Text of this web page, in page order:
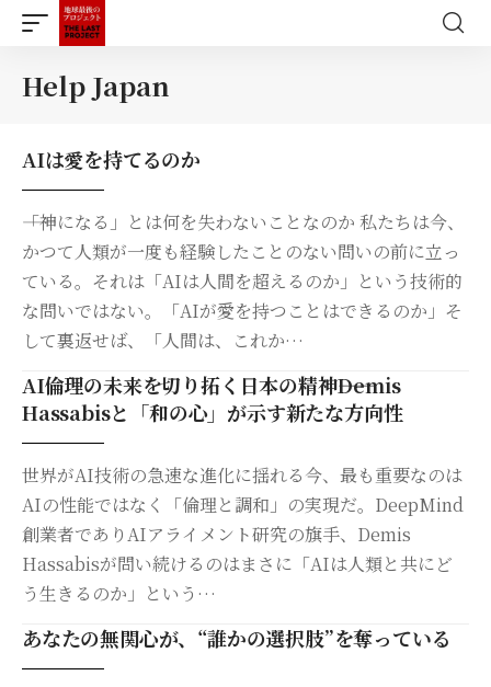
Help Japan
AIは愛を持てるのか
――「神になる」とは何を失わないことなのか 私たちは今、
かつて人類が一度も経験したことのない問いの前に立っ
ている。それは「AIは人間を超えるのか」という技術的
な問いではない。「AIが愛を持つことはできるのか」そ
して裏返せば、「人間は、これか…
AI倫理の未来を切り拓く日本の精神――Demis
Hassabisと「和の心」が示す新たな方向性
世界がAI技術の急速な進化に揺れる今、最も重要なのは
AIの性能ではなく「倫理と調和」の実現だ。DeepMind
創業者でありAIアライメント研究の旗手、Demis
Hassabisが問い続けるのはまさに「AIは人類と共にど
う生きるのか」という…
あなたの無関心が、“誰かの選択肢”を奪っている